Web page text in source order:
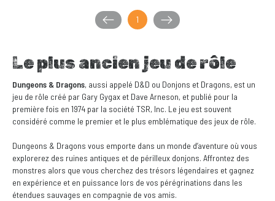
1
Le plus ancien jeu de rôle
Dungeons & Dragons, aussi appelé D&D ou Donjons et Dragons, est un
jeu de rôle créé par Gary Gygax et Dave Arneson, et publié pour la
première fois en 1974 par la société TSR, Inc. Le jeu est souvent
considéré comme le premier et le plus emblématique des jeux de rôle.
Dungeons & Dragons vous emporte dans un monde d’aventure où vous
explorerez des ruines antiques et de périlleux donjons. Affrontez des
monstres alors que vous cherchez des trésors légendaires et gagnez
en expérience et en puissance lors de vos pérégrinations dans les
étendues sauvages en compagnie de vos amis.